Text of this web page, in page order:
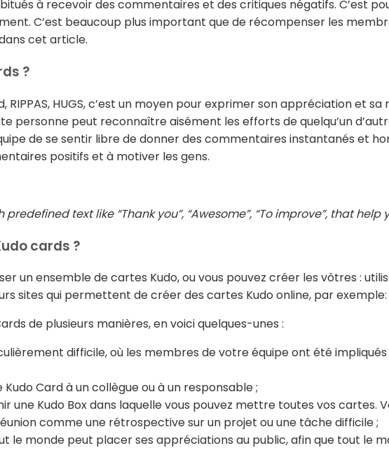
à recevoir des commentaires et des critiques négatifs. C’est
C’est beaucoup plus important que de récompenser les
cet article.
?
RIPPAS, HUGS, c’est un moyen pour exprimer son appréciation et
personne peut reconnaître aisément les efforts de quelqu’un
de se sentir libre de donner des commentaires instantanés et
positifs et à motiver les gens.
text like “Thank you”, “Awesome”, “To improve”, that
cards ?
un ensemble de cartes Kudo, ou vous pouvez créer les vôtres :
sites qui permettent de créer des cartes Kudo online, par
de plusieurs manières, en voici quelques-unes :
difficile, où les membres de votre équipe ont été
Card à un collègue ou à un responsable ;
une Kudo Box dans laquelle vous pouvez mettre toutes vos
comme une rétrospective sur un projet ou une tâche difficile ;
le monde peut placer ses appréciations au public, afin que tout le